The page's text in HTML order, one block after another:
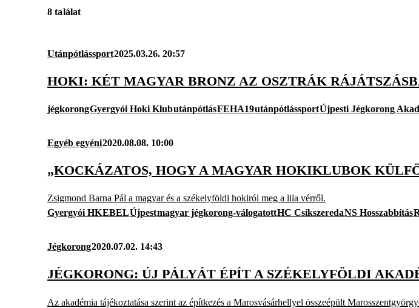
8 találat
Utánpótlássport2025.03.26. 20:57
HOKI: KÉT MAGYAR BRONZ AZ OSZTRÁK
jégkorongGyergyói Hoki KlubutánpótlásFEHA19utánpótlássportÚjpesti Jégkorong
Egyéb egyéni2020.08.08. 10:00
„KOCKÁZATOS, HOGY A MAGYAR HOKIKLUBOK
Zsigmond Barna Pál a magyar és a székelyföldi hokiról meg a lila vérről.
Gyergyói HKEBELÚjpestmagyar jégkorong-válogatottHC CsíkszeredaNS Hosszabbítás
Jégkorong2020.07.02. 14:43
JÉGKORONG: ÚJ PÁLYÁT ÉPÍT A SZÉKELYFÖLDI
Az akadémia tájékoztatása szerint az építkezés a Marosvásárhellyel összeépült